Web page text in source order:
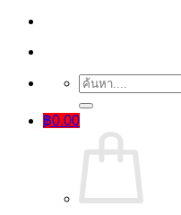
ค้นหา:
฿0.00